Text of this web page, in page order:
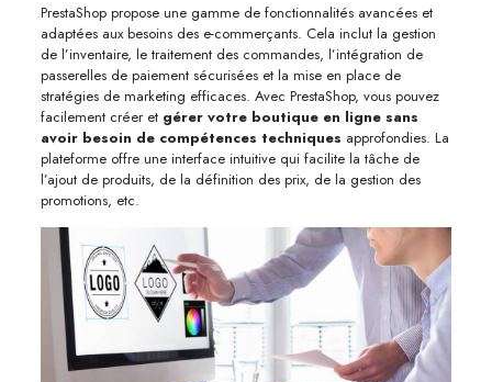
PrestaShop propose une gamme de fonctionnalités avancées et
adaptées aux besoins des e-commerçants. Cela inclut la gestion
de l’inventaire, le traitement des commandes, l’intégration de
passerelles de paiement sécurisées et la mise en place de
stratégies de marketing efficaces. Avec PrestaShop, vous pouvez
facilement créer et gérer votre boutique en ligne sans
avoir besoin de compétences techniques approfondies. La
plateforme offre une interface intuitive qui facilite la tâche de
l’ajout de produits, de la définition des prix, de la gestion des
promotions, etc.